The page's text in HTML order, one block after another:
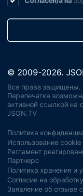
© 2009-2026.
Все права защищены.
Перепечатка
активной ссылкой на
JSON.TV
Политика
Использование cookie
Регламент
Партнерс
Политика хранения и
Согласие на
Заявление об отзыве